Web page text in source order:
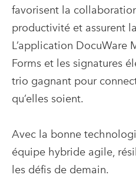
favorisent la
productivité et assurent
L’application DocuWare
Forms et les signatures
trio gagnant pour
qu’elles soient.
Avec la bonne
équipe hybride agile,
les défis de demain.